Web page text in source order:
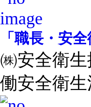
「職長・安
㈱安全衛
働安全衛